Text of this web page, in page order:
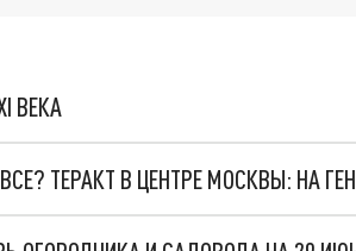
ВЕКА
ТЕРАКТ В ЦЕНТРЕ МОСКВЫ: НА